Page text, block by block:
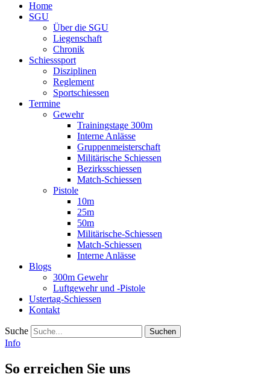
Home
SGU
Über die SGU
Liegenschaft
Chronik
Schiesssport
Disziplinen
Reglement
Sportschiessen
Termine
Gewehr
Trainingstage 300m
Interne Anlässe
Gruppenmeisterschaft
Militärische Schiessen
Bezirksschiessen
Match-Schiessen
Pistole
10m
25m
50m
Militärische-Schiessen
Match-Schiessen
Interne Anlässe
Blogs
300m Gewehr
Luftgewehr und -Pistole
Ustertag-Schiessen
Kontakt
Suche
Info
So erreichen Sie uns